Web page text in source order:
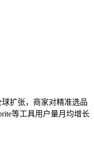
扩张，商家对精准选品
等工具用户量月均增长